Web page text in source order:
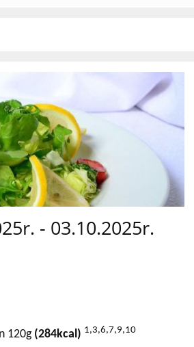
- 03.10.2025r.
120g(284kcal) 1,3,6,7,9,10